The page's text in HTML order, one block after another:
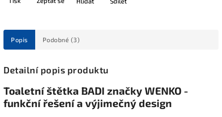
Popis Podobné (3)
Detailní popis produktu
Toaletní štětka BADI značky WENKO -
funkční řešení a výjimečný design